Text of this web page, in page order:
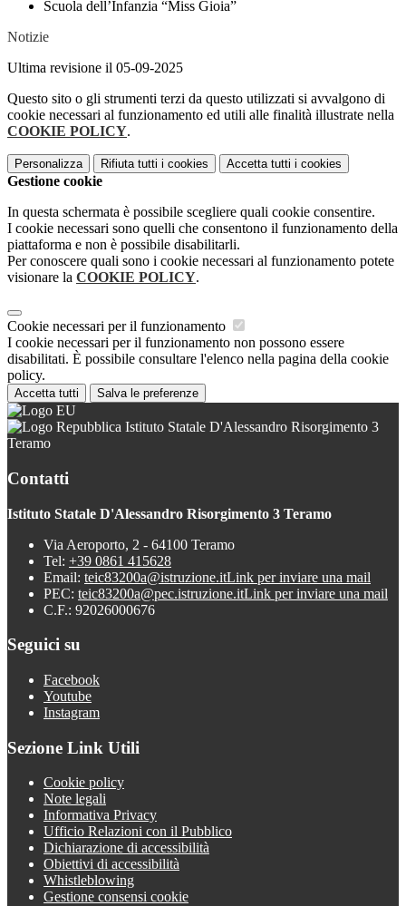
Scuola dell’Infanzia “Miss Gioia”
Notizie
Ultima revisione il 05-09-2025
Questo sito o gli strumenti terzi da questo utilizzati si avvalgono di
cookie necessari al funzionamento ed utili alle finalità illustrate nella
COOKIE POLICY.
Personalizza Rifiuta tutti i cookies Accetta tutti i cookies
Gestione cookie
In questa schermata è possibile scegliere quali cookie consentire.
I cookie necessari sono quelli che consentono il funzionamento della
piattaforma e non è possibile disabilitarli.
Per conoscere quali sono i cookie necessari al funzionamento potete
visionare la COOKIE POLICY.
Cookie necessari per il funzionamento
I cookie necessari per il funzionamento non possono essere
disabilitati. È possibile consultare l'elenco nella pagina della cookie
policy.
Accetta tutti Salva le preferenze
Istituto Statale D'Alessandro Risorgimento 3
Teramo
Contatti
Istituto Statale D'Alessandro Risorgimento 3 Teramo
Via Aeroporto, 2 - 64100 Teramo
Tel: +39 0861 415628
Email: teic83200a@istruzione.itLink per inviare una mail
PEC: teic83200a@pec.istruzione.itLink per inviare una mail
C.F.: 92026000676
Seguici su
Facebook
Youtube
Instagram
Sezione Link Utili
Cookie policy
Note legali
Informativa Privacy
Ufficio Relazioni con il Pubblico
Dichiarazione di accessibilità
Obiettivi di accessibilità
Whistleblowing
Gestione consensi cookie